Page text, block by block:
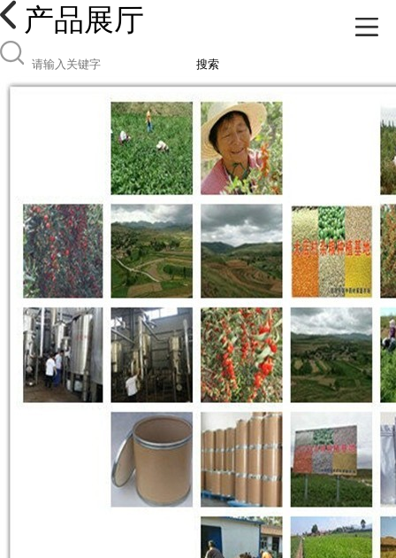
产品展厅
搜索